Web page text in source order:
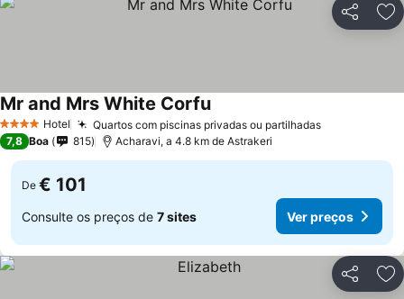
Partilhar
4 EstrelasHotel Quartos com piscinas privadas ou partilhadasVer preços
Mr and Mrs White CorfuVer preços
7,8 Boa 815 Acharavi, a 4.8 km de Astrakeri
De € 101
Consulte os preços de 7 sites Ver preços
Partilhar